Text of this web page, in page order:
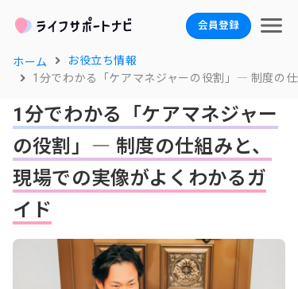
会員登録
ホーム
お役立ち情報
1分でわかる「ケアマネジャーの役割」― 制度の
1分でわかる「ケアマネジャー
の役割」― 制度の仕組みと、
現場での実像がよくわかるガ
イド